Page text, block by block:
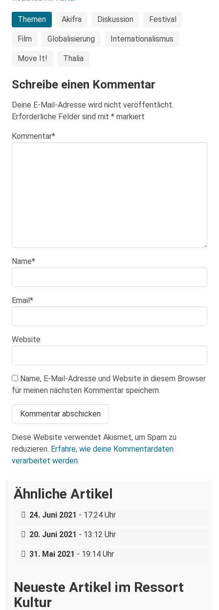
Themen Akifra Diskussion Festival
Film Globalisierung Internationalismus
Move It! Thalia
Schreibe einen Kommentar
Deine E-Mail-Adresse wird nicht veröffentlicht.
Erforderliche Felder sind mit * markiert
Kommentar*
Name*
Email*
Website
Name, E-Mail-Adresse und Website in diesem Browser
für meinen nächsten Kommentar speichern.
Diese Website verwendet Akismet, um Spam zu
reduzieren. Erfahre, wie deine Kommentardaten
verarbeitet werden.
Ähnliche Artikel
24. Juni 2021 - 17:24 Uhr
20. Juni 2021 - 13:12 Uhr
Feministische Kämpfe – gestern, heute,
morgen! – zweites Internationalistisches
31. Mai 2021 - 19:14 Uhr
Neueste Artikel im Ressort
Kultur